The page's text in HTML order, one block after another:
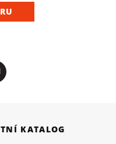
KATALOG